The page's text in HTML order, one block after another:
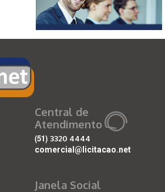
Central de
Atendimento
(51) 3320 4444
comercial@licitacao.net
Janela Social